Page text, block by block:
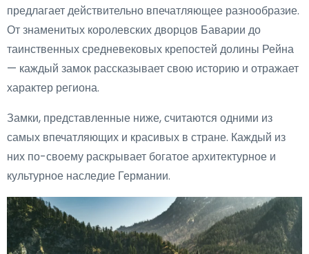
предлагает действительно впечатляющее разнообразие.
От знаменитых королевских дворцов Баварии до
таинственных средневековых крепостей долины Рейна
— каждый замок рассказывает свою историю и отражает
характер региона.
Замки, представленные ниже, считаются одними из
самых впечатляющих и красивых в стране. Каждый из
них по-своему раскрывает богатое архитектурное и
культурное наследие Германии.